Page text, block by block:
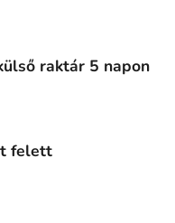
raktár 5 napon
felett